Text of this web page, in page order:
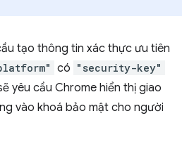
tạo thông tin xác thực ưu tiên
có "security-key"
yêu cầu Chrome hiển thị giao
vào khoá bảo mật cho người